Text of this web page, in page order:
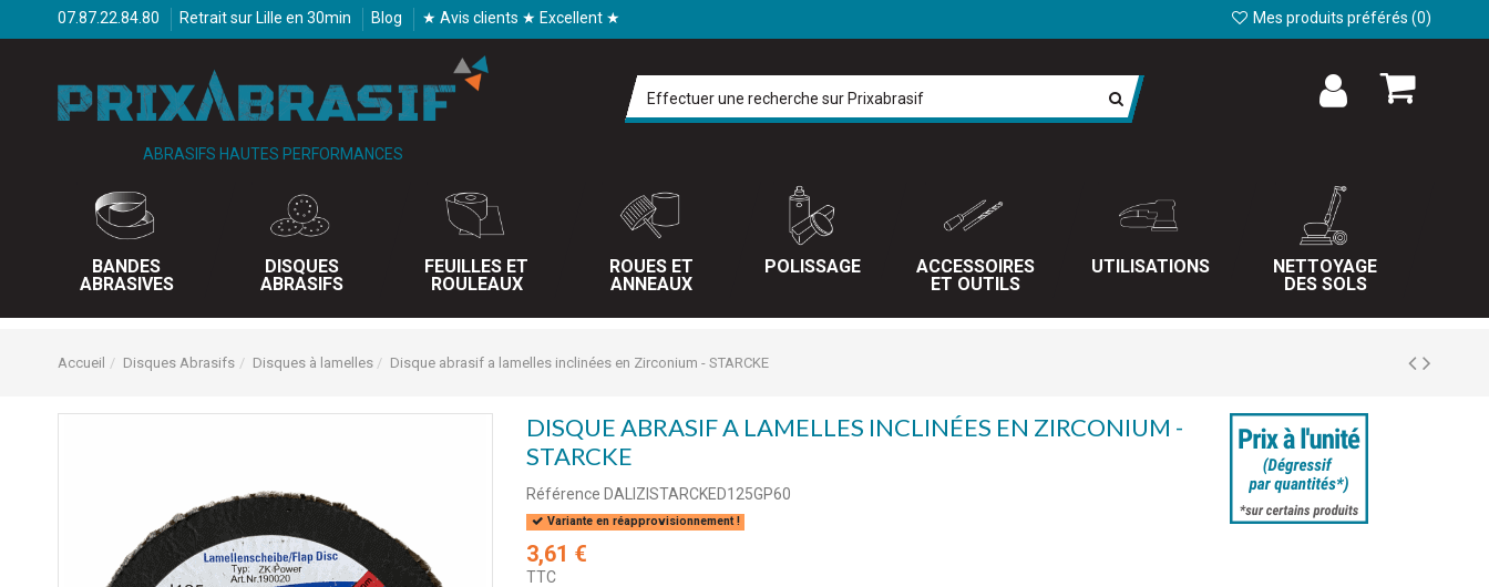
07.87.22.84.80 Retrait sur Lille en 30min Blog ★ Avis clients ★ Excellent ★ Mes produits préférés (0)
ABRASIFS HAUTES PERFORMANCES
BANDES
ABRASIVES
DISQUES
ABRASIFS
FEUILLES ET
ROULEAUX
ROUES ET
ANNEAUX
POLISSAGE
ACCESSOIRES
ET OUTILS
UTILISATIONS
NETTOYAGE
DES SOLS
Accueil Disques Abrasifs Disques à lamelles Disque abrasif a lamelles inclinées en Zirconium - STARCKE
DISQUE ABRASIF A LAMELLES INCLINÉES EN ZIRCONIUM -
STARCKE
Référence DALIZISTARCKED125GP60
Variante en réapprovisionnement !
3,61 €
TTC